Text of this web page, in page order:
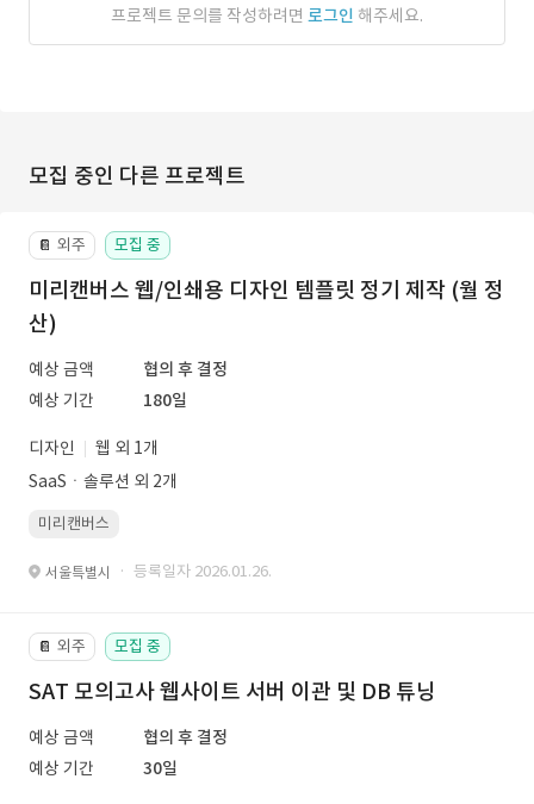
프로젝트 문의를 작성하려면 로그인 해주세요.
모집 중인 다른 프로젝트
📔 외주 모집 중
미리캔버스 웹/인쇄용 디자인 템플릿 정기 제작 (월 정
산)
예상 금액
협의 후 결정
예상 기간
180일
디자인
웹 외 1개
SaaSㆍ솔루션 외 2개
미리캔버스
서울특별시 · 등록일자 2026.01.26.
📔 외주 모집 중
SAT 모의고사 웹사이트 서버 이관 및 DB 튜닝
예상 금액
협의 후 결정
예상 기간
30일